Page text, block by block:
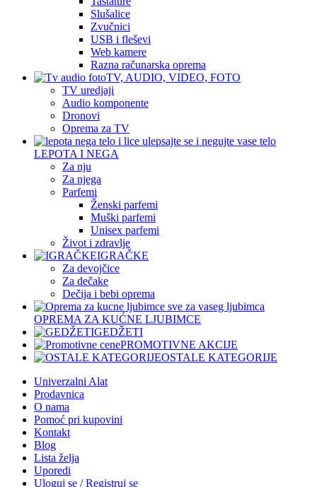
Slušalice
Zvučnici
USB i fleševi
Web kamere
Razna računarska oprema
TV, AUDIO, VIDEO, FOTO
TV uredjaji
Audio komponente
Dronovi
Oprema za TV
LEPOTA I NEGA
Za nju
Za njega
Parfemi
Ženski parfemi
Muški parfemi
Unisex parfemi
Život i zdravlje
IGRAČKE
Za devojčice
Za dečake
Dečija i bebi oprema
OPREMA ZA KUĆNE LJUBIMCE
GEDŽETI
PROMOTIVNE AKCIJE
OSTALE KATEGORIJE
Univerzalni Alat
Prodavnica
O nama
Pomoć pri kupovini
Kontakt
Blog
Lista želja
Uporedi
Uloguj se / Registruj se